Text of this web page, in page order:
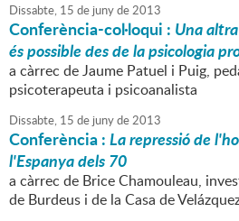
Dissabte, 15 de junyde2013
Conferència-col·loqui : Una
és possible des de la psicologia
a càrrec de Jaume Patuel i Puig,
psicoterapeuta i psicoanalista
Dissabte, 15 de junyde2013
Conferència :La repressió de
l'Espanya dels 70
a càrrec de Brice Chamouleau,
de Burdeus i de la Casa de